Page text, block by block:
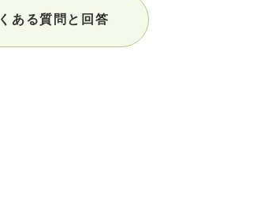
ある質問と回答